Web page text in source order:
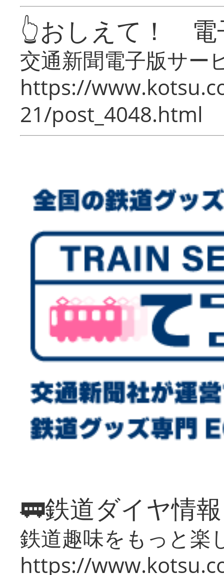
👆おしえて！ 電
交通新聞電子版サー
https://
21/post_4048.html
🚃鉄道ダイヤ情
鉄道趣味をもっと楽
https://